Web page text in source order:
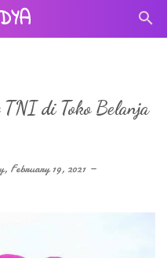
di Toko Belanja
February 19, 2021